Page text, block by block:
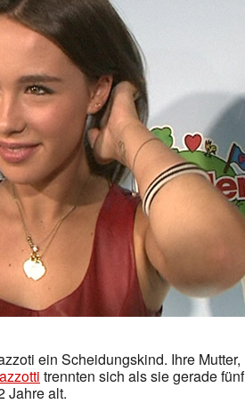
ein Scheidungskind. Ihre Mutter,
trennten sich als sie gerade fünf
Jahre alt.